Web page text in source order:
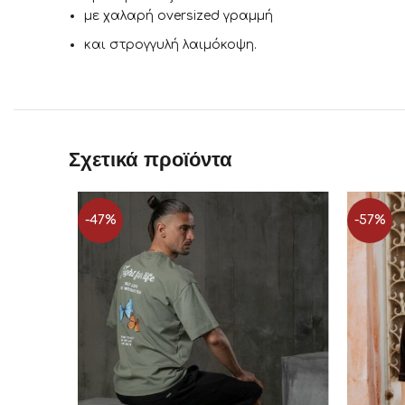
με χαλαρή oversized γραμμή
και στρογγυλή λαιμόκοψη.
Σχετικά προϊόντα
-47% -57%